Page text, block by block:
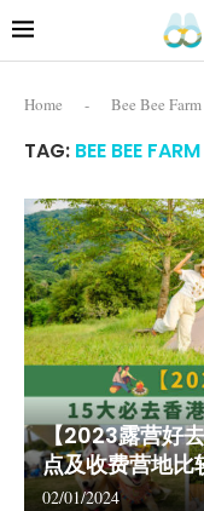
Home - Bee Bee Farm
TAG: BEE BEE FARM
【2023露营好
点及收费营地比
02/01/2024